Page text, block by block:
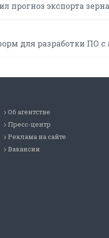
прогноз экспорта
для разработки ПО с
Об агентстве
Пресс-центр
Реклама на сайте
Вакансии